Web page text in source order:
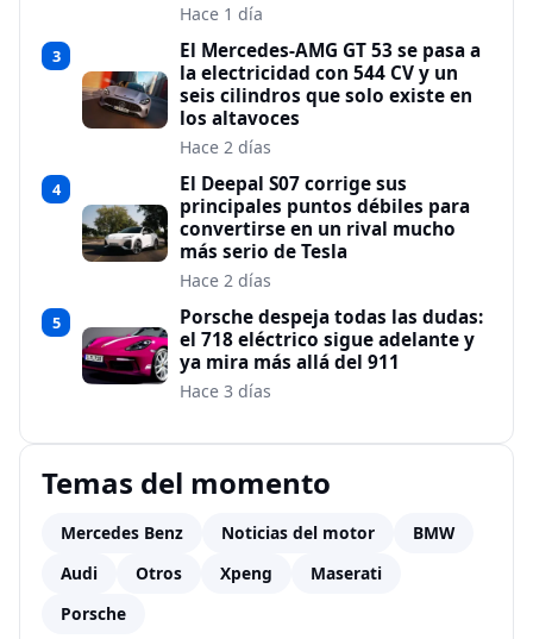
Hace 1 día
3
El Mercedes-AMG GT 53 se pasa a
la electricidad con 544 CV y un
seis cilindros que solo existe en
los altavoces
Hace 2 días
4
El Deepal S07 corrige sus
principales puntos débiles para
convertirse en un rival mucho
más serio de Tesla
Hace 2 días
5
Porsche despeja todas las dudas:
el 718 eléctrico sigue adelante y
ya mira más allá del 911
Hace 3 días
Temas del momento
Mercedes Benz Noticias del motor
BMW
Audi
Otros Xpeng
Maserati
Porsche